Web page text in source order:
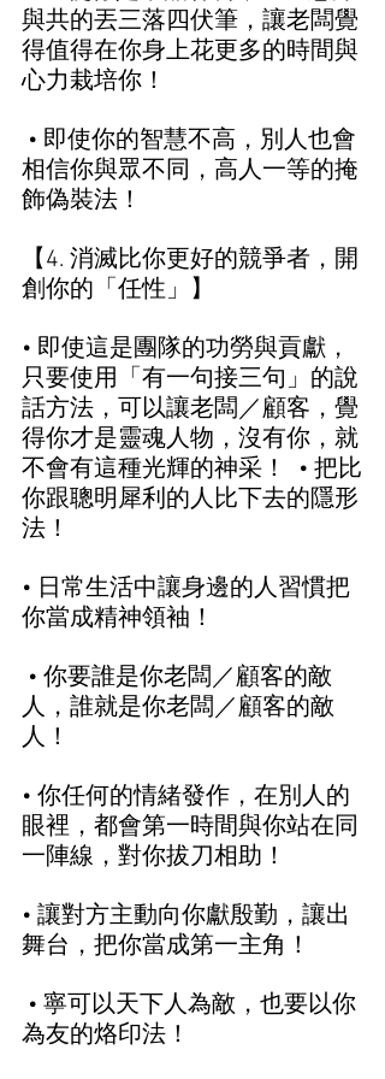
與共的丟三落四伏筆，讓老闆覺
得值得在你身上花更多的時間與
心力栽培你！
• 即使你的智慧不高，別人也會
相信你與眾不同，高人一等的掩
飾偽裝法！
【4. 消滅比你更好的競爭者，開
創你的「任性」】
• 即使這是團隊的功勞與貢獻，
只要使用「有一句接三句」的說
話方法，可以讓老闆／顧客，覺
得你才是靈魂人物，沒有你，就
不會有這種光輝的神采！  • 把比
你跟聰明犀利的人比下去的隱形
法！
• 日常生活中讓身邊的人習慣把
你當成精神領袖！
• 你要誰是你老闆／顧客的敵
人，誰就是你老闆／顧客的敵
人！
• 你任何的情緒發作，在別人的
眼裡，都會第一時間與你站在同
一陣線，對你拔刀相助！
• 讓對方主動向你獻殷勤，讓出
舞台，把你當成第一主角！
• 寧可以天下人為敵，也要以你
為友的烙印法！